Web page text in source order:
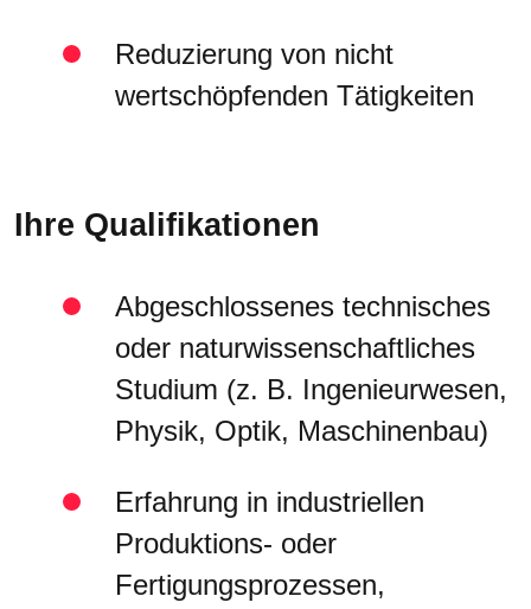
Reduzierung von nicht
wertschöpfenden Tätigkeiten
Ihre Qualifikationen
Abgeschlossenes technisches
oder naturwissenschaftliches
Studium (z. B. Ingenieurwesen,
Physik, Optik, Maschinenbau)
Erfahrung in industriellen
Produktions- oder
Fertigungsprozessen,